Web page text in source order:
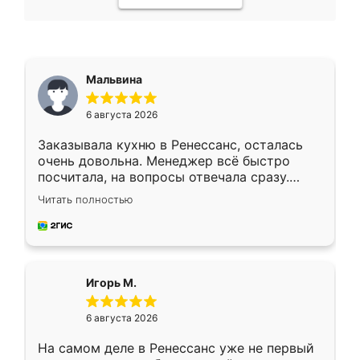
Мальвина
6 августа 2026
Заказывала кухню в Ренессанс, осталась
очень довольна. Менеджер всё быстро
посчитала, на вопросы отвечала сразу.
Замерщик приехал в субботу, подошёл к
делу со всей ответственностью. Собрали
за день, ребята работали аккуратно, даже
Читать полностью
Игорь М.
6 августа 2026
На самом деле в Ренессанс уже не первый